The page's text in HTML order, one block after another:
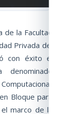
la Facultad
Privada del
con éxito el
Bloque para
marco de la